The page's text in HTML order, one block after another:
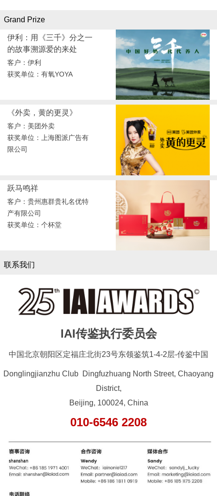
Grand Prize
伊利：用《三千》分之一
的故事溯源爱的来处
客户：伊利
获奖单位：有氧YOYA
《外卖，黄的更灵》
客户：美团外卖
获奖单位：上海图派广告有
限公司
跃马鸣祥
客户：贵州惠群贵礼名优特
产有限公司
获奖单位：个杯堂
联系我们
IAI传鉴执行委员会
中国北京朝阳区定福庄北街23号东领鉴筑1-4-2层-传鉴中国
Donglingjianzhu Club Dingfuzhuang North Street, Chaoyang
District,
Beijing, 100024, China
010-6546 2208